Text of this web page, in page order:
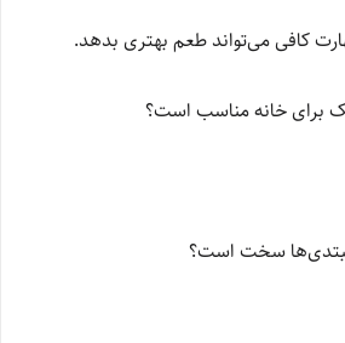
کافی می‌تواند طعم بهتری بدهد.
برای خانه مناسب است؟
سخت است؟